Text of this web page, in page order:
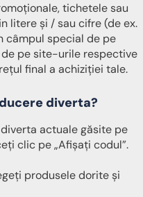
tichetele sau
litere și / sau cifre (de ex.
câmpul special de pe
pe site-urile respective
final a achiziției tale.
diverta?
actuale găsite pe
clic pe „Afișați codul”.
produsele dorite și